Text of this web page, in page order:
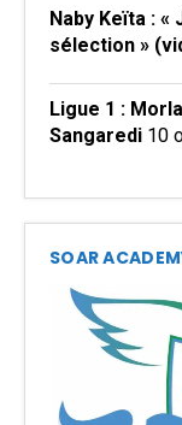
Naby Keïta : «
sélection »
Ligue 1 :
Sangaredi 10
SOAR